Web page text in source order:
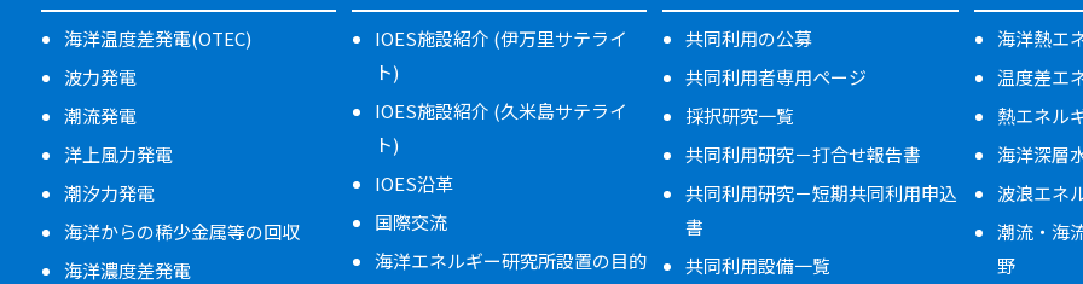
海洋温度差発電(OTEC)
波力発電
潮流発電
洋上風力発電
潮汐力発電
海洋からの稀少金属等の回収
海洋濃度差発電
IOES施設紹介 (伊万里サテライ
ト)
IOES施設紹介 (久米島サテライ
ト)
IOES沿革
国際交流
海洋エネルギー研究所設置の目的
共同利用の公募
共同利用者専用ページ
採択研究一覧
共同利用研究－打合せ報告書
共同利用研究－短期共同利用申込
書
共同利用設備一覧
海洋熱エ
温度差エ
熱エネル
海洋深層
波浪エネ
潮流・海
野